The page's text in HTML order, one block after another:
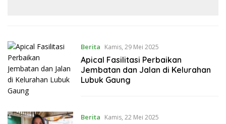
Berita Kamis, 29 Mei 2025
Apical Fasilitasi Perbaikan
Jembatan dan Jalan di Kelurahan
Lubuk Gaung
Berita Kamis, 22 Mei 2025